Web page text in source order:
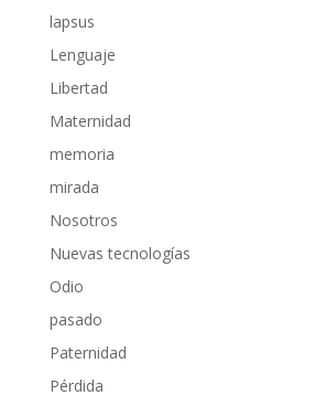
lapsus
Lenguaje
Libertad
Maternidad
memoria
mirada
Nosotros
Nuevas tecnologías
Odio
pasado
Paternidad
Pérdida